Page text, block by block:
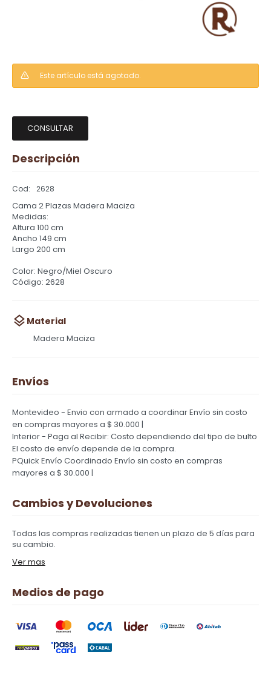
Este artículo está agotado.
CONSULTAR
Descripción
2628
Cama 2 Plazas Madera Maciza
Medidas:
Altura 100 cm
Ancho 149 cm
Largo 200 cm
Color: Negro/Miel Oscuro
Código: 2628
Material
Madera Maciza
Envíos
Montevideo - Envio con armado a coordinarEnvío sin costo
en compras mayores a $ 30.000 |
Interior - Paga al Recibir: Costo dependiendo del tipo de bulto
El costo de envío depende de la compra.
PQuick Envío Coordinado Envío sin costo en compras
mayores a $ 30.000 |
Cambios y Devoluciones
Todas las compras realizadas tienen un plazo de 5 días para
su cambio.
Ver mas
Medios de pago